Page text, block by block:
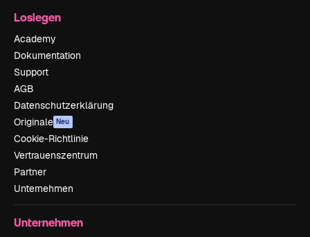
Loslegen
Academy
Dokumentation
Support
AGB
Datenschutzerklärung
Originale Neu
Cookie-Richtlinie
Vertrauenszentrum
Partner
Unternehmen
Unternehmen